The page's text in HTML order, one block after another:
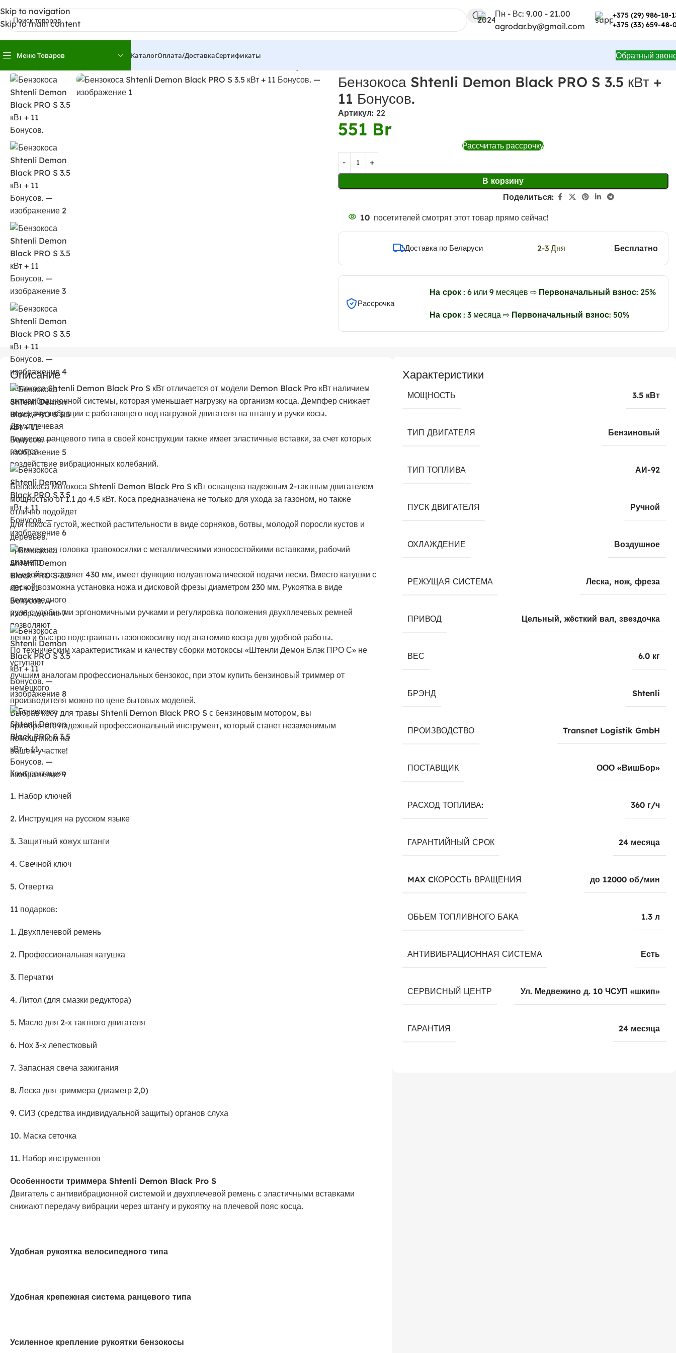
Skip to navigation
Skip to main content
Пн - Вс: 9.00 - 21.00
agrodar.by@gmail.com
+375 (29) 986-18-
+375 (33) 659-48-
Меню Товаров КаталогОплата/доставкаСертификаты
Обратный
Бензокоса Shtenli Demon Black PRO S 3.5 кВт +
11 Бонусов.
Артикул: 22
551 Br
Рассчитать рассрочку
В корзину
Поделиться:
10 посетителей смотрят этот товар прямо сейчас!
Доставка по Беларуси 2-3 Дня Бесплатно
Рассрочка
На срок: 6 или 9 месяцев ⇨ Первоначальный взнос: 25%
На срок: 3 месяца ⇨ Первоначальный взнос: 50%
Описание
Мотокоса Shtenli Demon Black Pro S кВт отличается от модели Demon Black Pro кВт наличием
антивибрационной системы, которая уменьшает нагрузку на организм косца. Демпфер снижает
передачу вибрации с работающего под нагрузкой двигателя на штангу и ручки косы.
Двухплечевая
подвеска ранцевого типа в своей конструкции также имеет эластичные вставки, за счет которых
гасится
воздействие вибрационных колебаний.
Бензокоса Мотокоса Shtenli Demon Black Pro S кВт оснащена надежным 2-тактным двигателем
мощностью от 1.1 до 4.5 кВт. Коса предназначена не только для ухода за газоном, но также
отлично подойдет
для покоса густой, жесткой растительности в виде сорняков, ботвы, молодой поросли кустов и
деревьев.
Триммерная головка травокосилки с металлическими износостойкими вставками, рабочий
диаметр
которой составляет 430 мм, имеет функцию полуавтоматической подачи лески. Вместо катушки с
леской возможна установка ножа и дисковой фрезы диаметром 230 мм. Рукоятка в виде
велосипедного
руля с удобными эргономичными ручками и регулировка положения двухплечевых ремней
позволяют
легко и быстро подстраивать газонокосилку под анатомию косца для удобной работы.
По техническим характеристикам и качеству сборки мотокосы «Штенли Демон Блэк ПРО С» не
уступают
лучшим аналогам профессиональных бензокос, при этом купить бензиновый триммер от
немецкого
производителя можно по цене бытовых моделей.
Выбрав косу для травы Shtenli Demon Black PRO S с бензиновым мотором, вы
приобретете надежный профессиональный инструмент, который станет незаменимым
помощником на
вашем участке!
Комплектация:
1. Набор ключей
2. Инструкция на русском языке
3. Защитный кожух штанги
4. Свечной ключ
5. Отвертка
11 подарков:
1. Двухплечевой ремень
2. Профессиональная катушка
3. Перчатки
4. Литол (для смазки редуктора)
5. Масло для 2-х тактного двигателя
6. Нох 3-х лепестковый
7. Запасная свеча зажигания
8. Леска для триммера (диаметр 2,0)
9. СИЗ (средства индивидуальной защиты) органов слуха
10. Маска сеточка
11. Набор инструментов
Особенности триммера Shtenli Demon Black Pro S
Двигатель с антивибрационной системой и двухплечевой ремень с эластичными вставками
снижают передачу вибрации через штангу и рукоятку на плечевой пояс косца.
Удобная рукоятка велосипедного типа
Удобная крепежная система ранцевого типа
Усиленное крепление рукоятки бензокосы
Характеристики
МОЩНОСТЬ 3.5 кВт
ТИП ДВИГАТЕЛЯ Бензиновый
ТИП ТОПЛИВА АИ-92
ПУСК ДВИГАТЕЛЯ Ручной
ОХЛАЖДЕНИЕ Воздушное
РЕЖУЩАЯ СИСТЕМА Леска, нож, фреза
ПРИВОД Цельный, жёсткий вал, звездочка
ВЕС 6.0 кг
БРЭНД Shtenli
ПРОИЗВОДСТВО Transnet Logistik GmbH
ПОСТАВЩИК ООО «ВишБор»
РАСХОД ТОПЛИВА: 360 г/ч
ГАРАНТИЙНЫЙ СРОК 24 месяца
MAX CКОРОСТЬ ВРАЩЕНИЯ до 12000 об/мин
ОБЬЕМ ТОПЛИВНОГО БАКА 1.3 л
АНТИВИБРАЦИОННАЯ СИСТЕМА Есть
СЕРВИСНЫЙ ЦЕНТР Ул. Медвежино д. 10 ЧСУП «шкип»
ГАРАНТИЯ 24 месяца